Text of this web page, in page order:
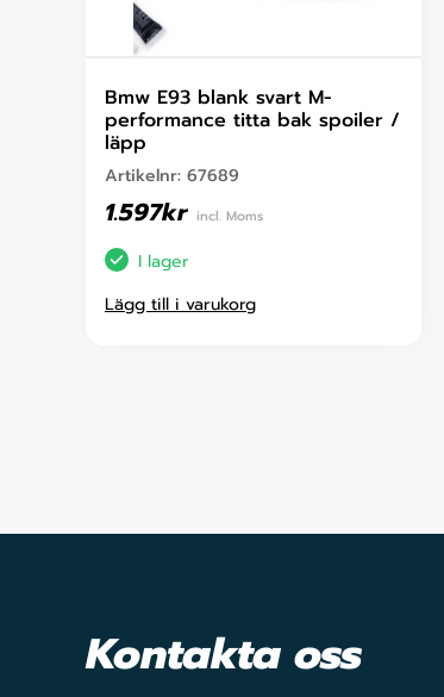
Bmw E93 blank svart M-
performance titta bak spoiler /
läpp
Artikelnr: 67689
1.597kr incl. Moms
I lager
Lägg till i varukorg
Kontakta oss